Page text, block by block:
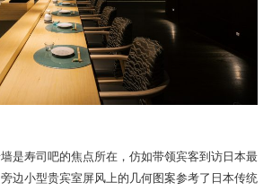
是寿司吧的焦点所在，仿如带领宾客到访日本最
边小型贵宾室屏风上的几何图案参考了日本传统